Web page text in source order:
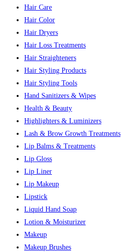
Hair Care
Hair Color
Hair Dryers
Hair Loss Treatments
Hair Straighteners
Hair Styling Products
Hair Styling Tools
Hand Sanitizers & Wipes
Health & Beauty
Highlighters & Luminizers
Lash & Brow Growth Treatments
Lip Balms & Treatments
Lip Gloss
Lip Liner
Lip Makeup
Lipstick
Liquid Hand Soap
Lotion & Moisturizer
Makeup
Makeup Brushes